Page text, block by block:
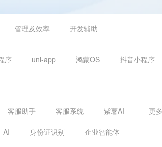
管理及效率 开发辅助
序 uni-app 鸿蒙OS 抖音小程序
客服助手 客服系统 紫薯AI
AI 身份证识别 企业智能体
更多